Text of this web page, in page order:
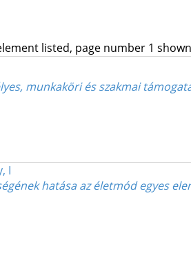
listed, page number 1
munkaköri és szakmai
I
hatása az életmód egyes